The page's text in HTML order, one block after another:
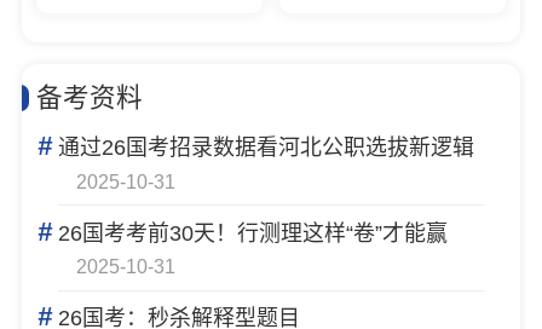
备考资料
#通过26国考招录数据看河北公职选拔新逻辑
2025-10-31
#26国考考前30天！行测理这样“卷”才能赢
2025-10-31
#26国考：秒杀解释型题目